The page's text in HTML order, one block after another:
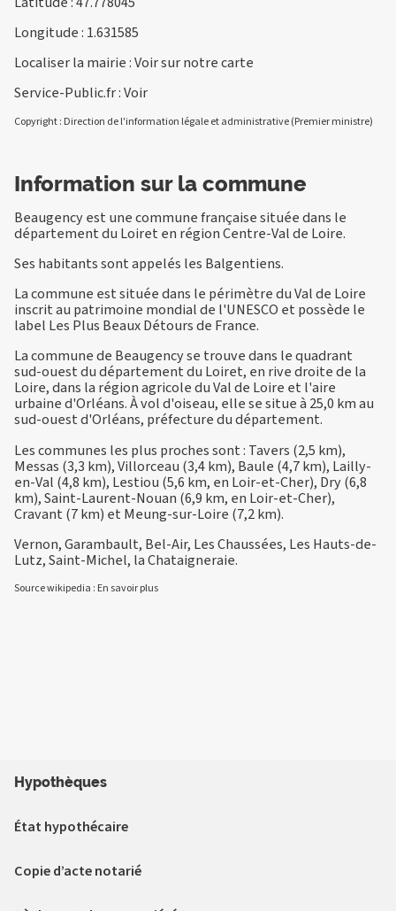
Longitude : 1.631585
Localiser la mairie :Voir sur notre carte
Service-Public.fr :Voir
Copyright : Direction de l'information légale et administrative (Premier ministre)
Information sur la commune
Beaugency est une commune française située dans le
département du Loiret en région Centre-Val de Loire.
Ses habitants sont appelés les Balgentiens.
La commune est située dans le périmètre du Val de Loire
inscrit au patrimoine mondial de l'UNESCO et possède le
label Les Plus Beaux Détours de France.
La commune de Beaugency se trouve dans le quadrant
sud-ouest du département du Loiret, en rive droite de la
Loire, dans la région agricole du Val de Loire et l'aire
urbaine d'Orléans. À vol d'oiseau, elle se situe à 25,0 km au
sud-ouest d'Orléans, préfecture du département.
Les communes les plus proches sont : Tavers (2,5 km),
Messas (3,3 km), Villorceau (3,4 km), Baule (4,7 km), Lailly-
en-Val (4,8 km), Lestiou (5,6 km, en Loir-et-Cher), Dry (6,8
km), Saint-Laurent-Nouan (6,9 km, en Loir-et-Cher),
Cravant (7 km) et Meung-sur-Loire (7,2 km).
Vernon, Garambault, Bel-Air, Les Chaussées, Les Hauts-de-
Lutz, Saint-Michel, la Chataigneraie.
Source wikipedia : En savoir plus
Hypothèques
État hypothécaire
Copie d’acte notarié